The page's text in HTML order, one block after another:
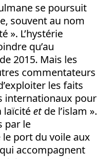
se poursuit
souvent au nom
». L’hystérie
qu’au
2015. Mais les
commentateurs
les faits
internationaux pour
laïcité etde l’islam ».
par le
port du voile aux
accompagnent